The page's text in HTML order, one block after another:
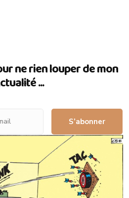
ne rien louper de mon
...
S’abonner